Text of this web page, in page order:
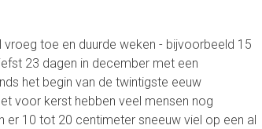
vroeg toe en duurde weken - bijvoorbeeld 15
23 dagen in december met een
het begin van de twintigste eeuw
voor kerst hebben veel mensen nog
er 10 tot 20 centimeter sneeuw viel op een al